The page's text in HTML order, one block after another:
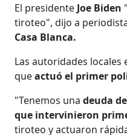
El presidente Joe Biden
tiroteo", dijo a
Casa Blanca.
Las autoridades
queactuó el primer
"Tenemos una deuda
que intervinieron
tiroteo y actuaron